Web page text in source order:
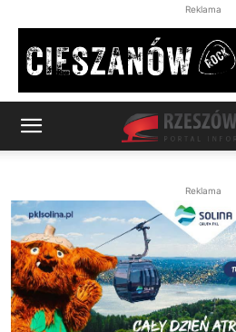
Reklama
Reklama